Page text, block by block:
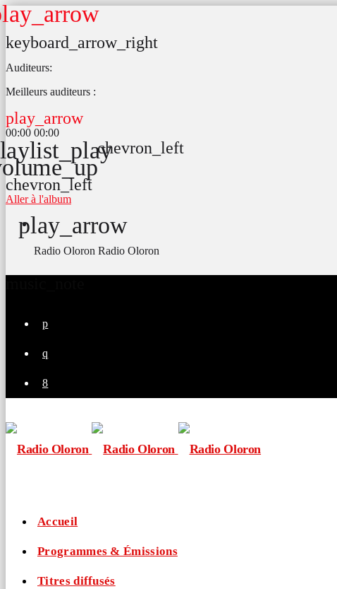
keyboard_arrow_right
Auditeurs:
Meilleurs auditeurs :
play_arrow
00:00 00:00
chevron_left
chevron_left
Aller à l'album
play_arrow
Radio Oloron Radio Oloron
Accueil
Programmes & Émissions
Titres diffusés